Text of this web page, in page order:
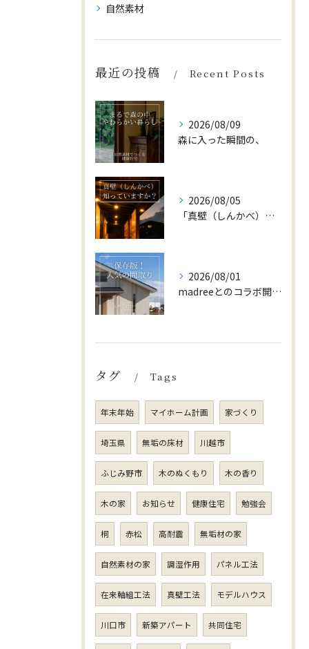
自然素材
最近の投稿 Recent Posts
2026/08/09
森に入った瞬間の、
2026/08/05
「真壁（しんかべ）」をご存じですか？
2026/08/01
madreeとのコラボ開催中🎊
タグ Tags
年末年始 マイホーム計画 家づくり
埼玉県 無垢の床材 川越市
ふじみ野市 木のぬくもり 木の香り
木の家 お知らせ 健康住宅 勉強会
桐 赤松 高耐震 無垢材の家
自然素材の家 調湿作用 パネル工法
在来軸組工法 真壁工法 モデルハウス
川口市 新築アパート 共同住宅